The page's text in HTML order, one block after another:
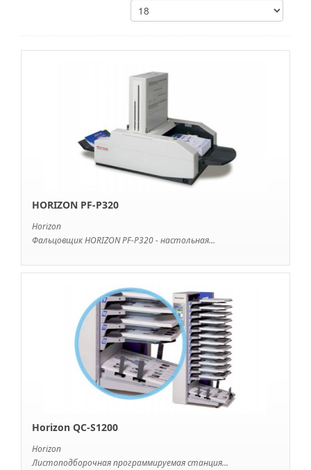
HORIZON PF-P320
Horizon
Фальцовщик HORIZON PF-P320 - настольная...
Horizon QC-S1200
Horizon
Листоподборочная программируемая станция...